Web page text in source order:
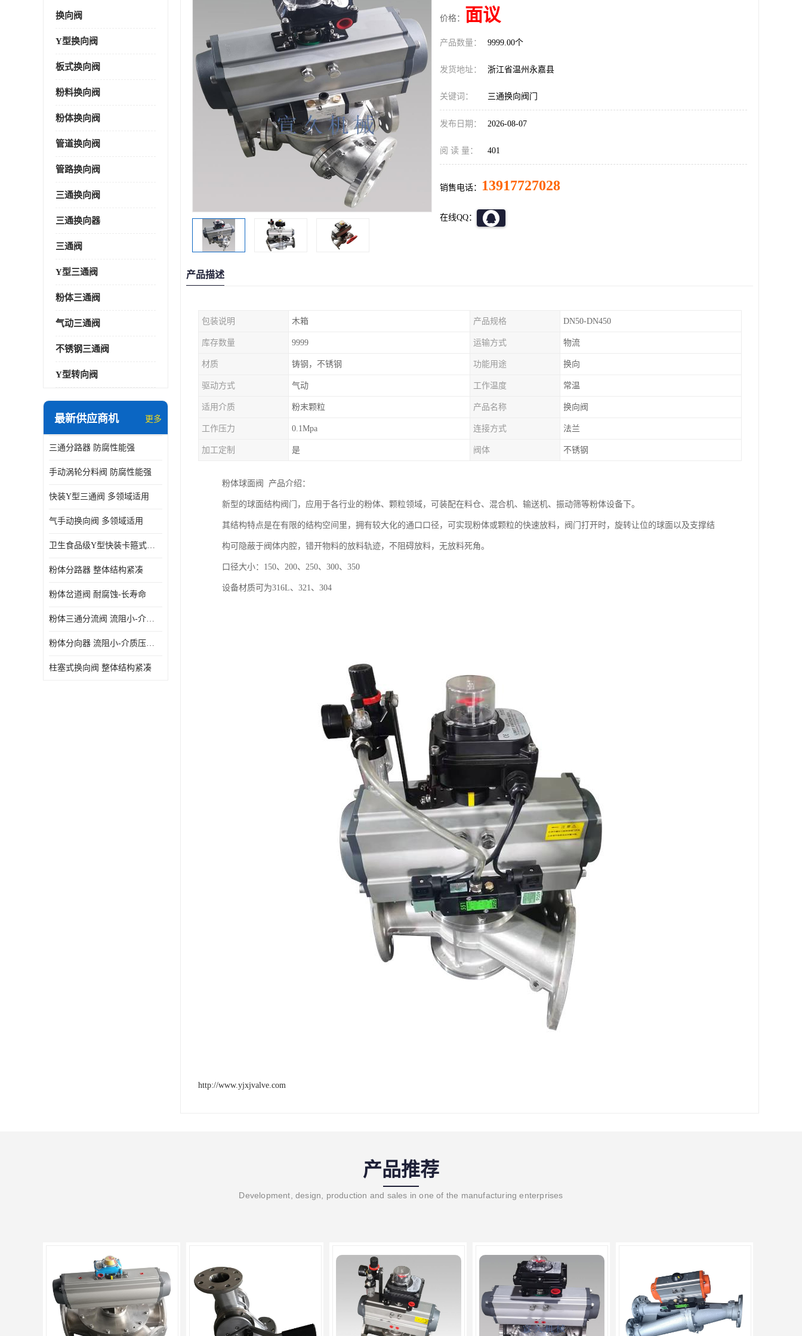
换向阀
Y型换向阀
板式换向阀
粉料换向阀
粉体换向阀
管道换向阀
管路换向阀
三通换向阀
三通换向器
三通阀
Y型三通阀
粉体三通阀
气动三通阀
不锈钢三通阀
Y型转向阀
最新供应商机 更多
三通分路器 防腐性能强
手动涡轮分料阀 防腐性能强
快装Y型三通阀 多领域适用
气手动换向阀 多领域适用
卫生食品级Y型快装卡箍式分路阀 结构坚固-不易变形
粉体分路器 整体结构紧凑
粉体岔道阀 耐腐蚀-长寿命
粉体三通分流阀 流阻小-介质压力损失少
粉体分向器 流阻小-介质压力损失少
柱塞式换向阀 整体结构紧凑
价格： 面议
产品数量： 9999.00个
发货地址： 浙江省温州永嘉县
关键词： 三通换向阀门
发布日期： 2026-08-07
阅 读 量： 401
销售电话： 13917727028
在线QQ：
产品描述
包装说明 木箱 产品规格 DN50-DN450
库存数量 9999 运输方式 物流
材质 铸钢，不锈钢 功能用途 换向
驱动方式 气动 工作温度 常温
适用介质 粉末颗粒 产品名称 换向阀
工作压力 0.1Mpa 连接方式 法兰
加工定制 是 阀体 不锈钢
粉体球面阀 产品介绍：
新型的球面结构阀门，应用于各行业的粉体、颗粒领域，可装配在料仓、混合机、输送机、振动筛等粉体设备下。
其结构特点是在有限的结构空间里，拥有较大化的通口口径，可实现粉体或颗粒的快速放料，阀门打开时，旋转让位的球面以及支撑结
构可隐蔽于阀体内腔，错开物料的放料轨迹，不阻碍放料，无放料死角。
口径大小：150、200、250、300、350
设备材质可为316L、321、304
http://www.yjxjvalve.com
产品推荐
Development, design, production and sales in one of the manufacturing enterprises